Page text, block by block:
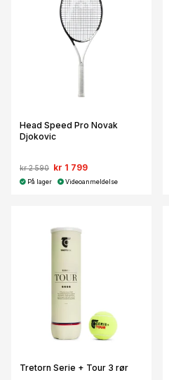
Head Speed Pro Novak
Djokovic
kr 2 590 kr 1 799
På lager Videoanmeldelse
Tretorn Serie + Tour 3 rør